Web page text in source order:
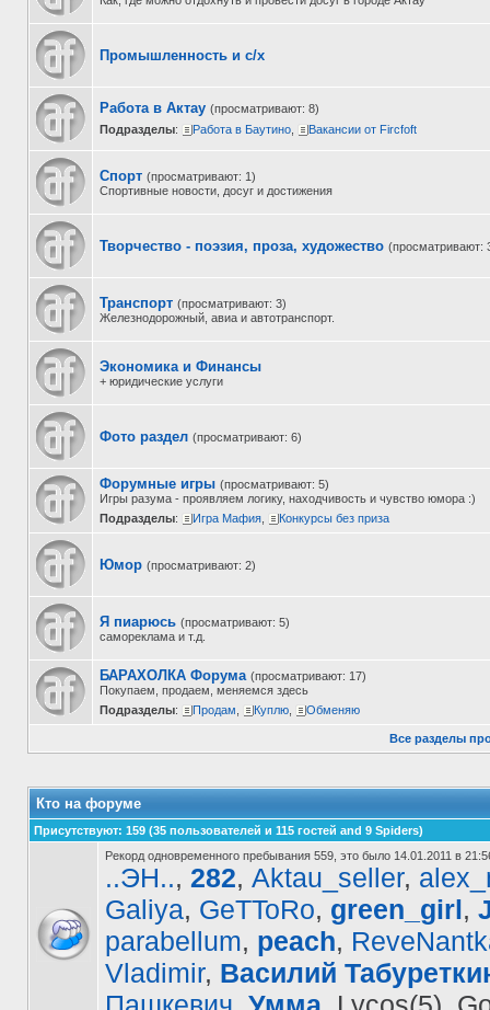
Промышленность и с/х
Работа в Актау (просматривают: 8)
Подразделы: Работа в Баутино Вакансии от Fircfoft
Спорт (просматривают: 1)
Спортивные новости, досуг и достижения
Творчество - поэзия, проза, художество (просматривают:
Транспорт (просматривают: 3)
Железнодорожный, авиа и автотранспорт.
Экономика и Финансы
+ юридические услуги
Фото раздел (просматривают: 6)
Форумные игры (просматривают: 5)
Игры разума - проявляем логику, находчивость и чувство юмора :)
Подразделы: Игра Мафия Конкурсы без приза
Юмор (просматривают: 2)
Я пиарюсь (просматривают: 5)
самореклама и т.д.
БАРАХОЛКА Форума (просматривают: 17)
Покупаем, продаем, меняемся здесь
Подразделы: Продам Куплю Обменяю
Все разделы
Кто на форуме
Присутствуют: 159 (35 пользователей и 115 гостей and 9 Spiders)
Рекорд одновременного пребывания 559, это было 14.01.2011 в
..ЭН.., 282, Aktau_seller,
Galiya, GeTToRo, green_girl,
parabellum, peach,
Vladimir, Василий